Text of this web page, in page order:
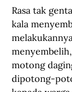
Rasa tak
kala
motong
dipotong-